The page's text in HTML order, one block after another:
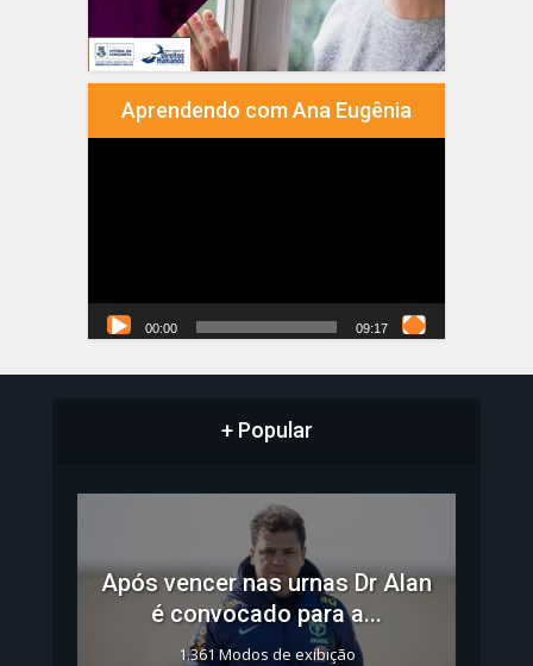
Aprendendo com Ana Eugênia
00:00 09:17
+ Popular
Após vencer nas urnas Dr Alan
é convocado para a...
1.361 Modos de exibição